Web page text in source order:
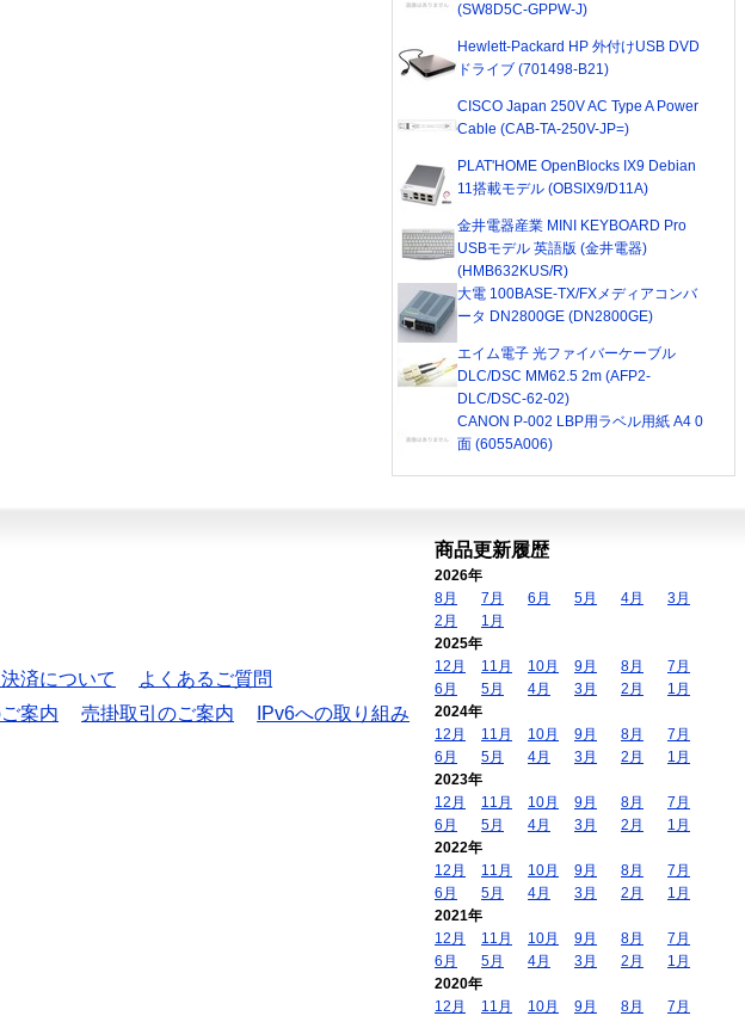
(SW8D5C-GPPW-J)
Hewlett-Packard HP 外付けUSB DVD
ドライブ (701498-B21)
CISCO Japan 250V AC Type A Power
Cable (CAB-TA-250V-JP=)
PLAT'HOME OpenBlocks IX9 Debian
11搭載モデル (OBSIX9/D11A)
金井電器産業 MINI KEYBOARD Pro
USBモデル 英語版 (金井電器)
(HMB632KUS/R)
大電 100BASE-TX/FXメディアコンバ
ータ DN2800GE (DN2800GE)
エイム電子 光ファイバーケーブル
DLC/DSC MM62.5 2m (AFP2-
DLC/DSC-62-02)
CANON P-002 LBP用ラベル用紙 A4 0
面 (6055A006)
済について
よくあるご質問
案内 売掛取引のご案内
IPv6への取り組み
商品更新履歴
2026年
8月
7月 6月 5月 4月
3月
2月
1月
2025年
12月
11月 10月 9月 8月
7月
6月
5月 4月 3月 2月
1月
2024年
12月
11月 10月 9月 8月
7月
6月
5月 4月 3月 2月
1月
2023年
12月
11月 10月 9月 8月
7月
6月
5月 4月 3月 2月
1月
2022年
12月
11月 10月 9月 8月
7月
6月
5月 4月 3月 2月
1月
2021年
12月
11月 10月 9月 8月
7月
6月
5月 4月 3月 2月
1月
2020年
12月
11月 10月 9月 8月
7月